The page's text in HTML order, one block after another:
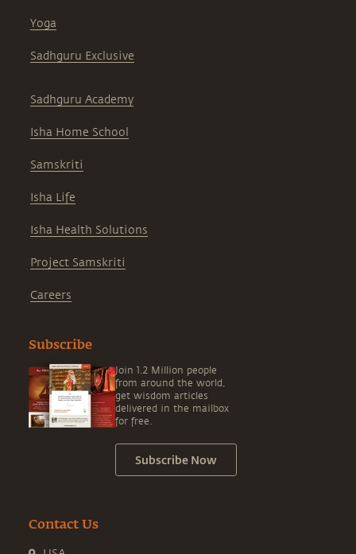
Yoga
Sadhguru Exclusive
Sadhguru Academy
Isha Home School
Samskriti
Isha Life
Isha Health Solutions
Project Samskriti
Careers
Subscribe
Join 1.2 Million people
from around the world,
get wisdom articles
delivered in the mailbox
for free.
Subscribe Now
Contact Us